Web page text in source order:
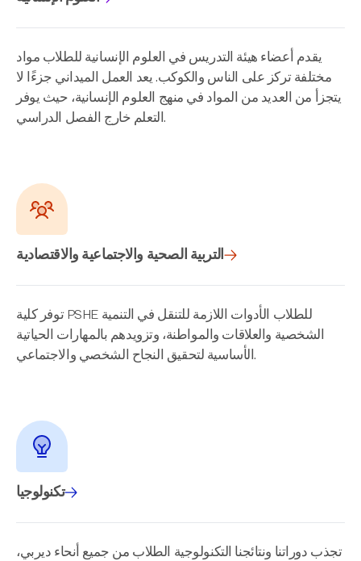
يقدم أعضاء هيئة التدريس في العلوم الإنسانية للطلاب مواد
مختلفة تركز على الناس والكوكب. يعد العمل الميداني جزءًا لا
يتجزأ من العديد من المواد في منهج العلوم الإنسانية، حيث يوفر
التعلم خارج الفصل الدراسي.
التربية الصحية والاجتماعية والاقتصادية
توفر كلية PSHE للطلاب الأدوات اللازمة للتنقل في التنمية
الشخصية والعلاقات والمواطنة، وتزويدهم بالمهارات الحياتية
الأساسية لتحقيق النجاح الشخصي والاجتماعي.
تكنولوجيا
تجذب دوراتنا ونتائجنا التكنولوجية الطلاب من جميع أنحاء ديربي،